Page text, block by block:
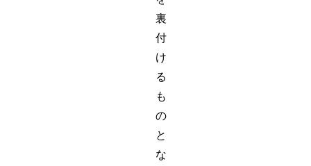
裏
付
け
る
も
の
と
な